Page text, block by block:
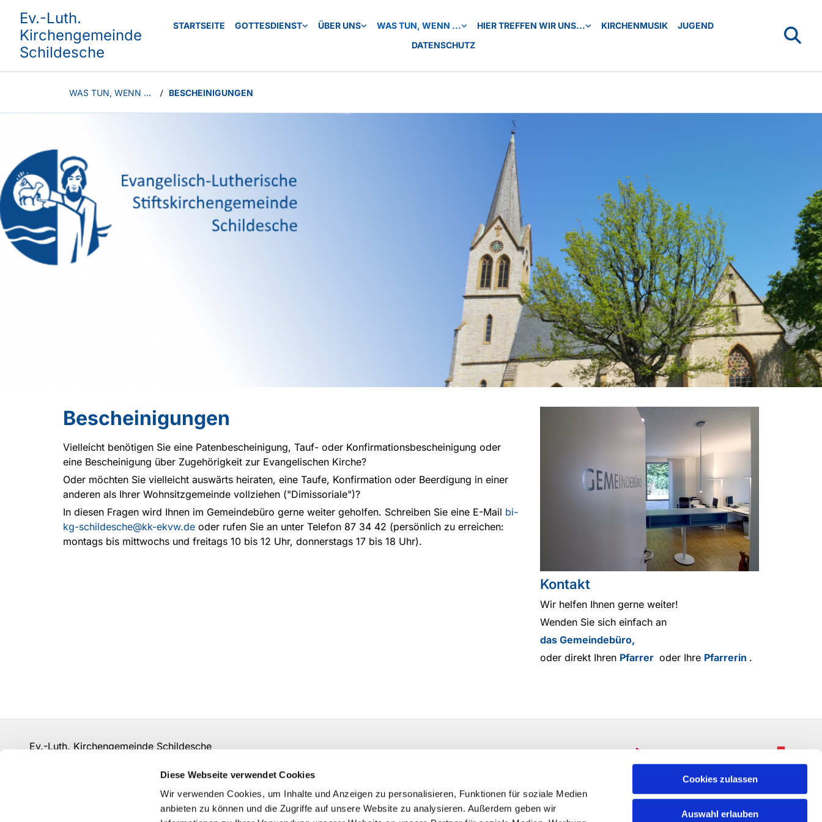
Diese Webseite verwendet Cookies
Wir verwenden Cookies, um Inhalte und Anzeigen zu personalisieren, Funktionen für soziale Medien
anbieten zu können und die Zugriffe auf unsere Website zu analysieren. Außerdem geben wir
Cookies zulassen
Auswahl erlauben
Ev.-Luth.
Kirchengemeinde
Schildesche
STARTSEITE GOTTESDIENST ÜBER UNS WAS TUN, WENN ... HIER TREFFEN WIR UNS... KIRCHENMUSIK
JUGEND
DATENSCHUTZ
WAS TUN, WENN ... / BESCHEINIGUNGEN
Bescheinigungen
Vielleicht benötigen Sie eine Patenbescheinigung, Tauf- oder Konfirmationsbescheinigung oder
eine Bescheinigung über Zugehörigkeit zur Evangelischen Kirche?
Oder möchten Sie vielleicht auswärts heiraten, eine Taufe, Konfirmation oder Beerdigung in einer
anderen als Ihrer Wohnsitzgemeinde vollziehen ("Dimissoriale")?
In diesen Fragen wird Ihnen im Gemeindebüro gerne weiter geholfen. Schreiben Sie eine E-Mail bi-
kg-schildesche@kk-ekvw.de oder rufen Sie an unter Telefon 87 34 42 (persönlich zu erreichen:
montags bis mittwochs und freitags 10 bis 12 Uhr, donnerstags 17 bis 18 Uhr).
Kontakt
Wir helfen Ihnen gerne weiter!
Wenden Sie sich einfach an
das Gemeindebüro,
oder direkt Ihren Pfarrer oder Ihre Pfarrerin .
Ev.-Luth. Kirchengemeinde Schildesche